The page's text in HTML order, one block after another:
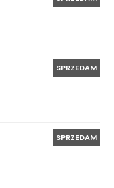
SPRZEDAM
SPRZEDAM